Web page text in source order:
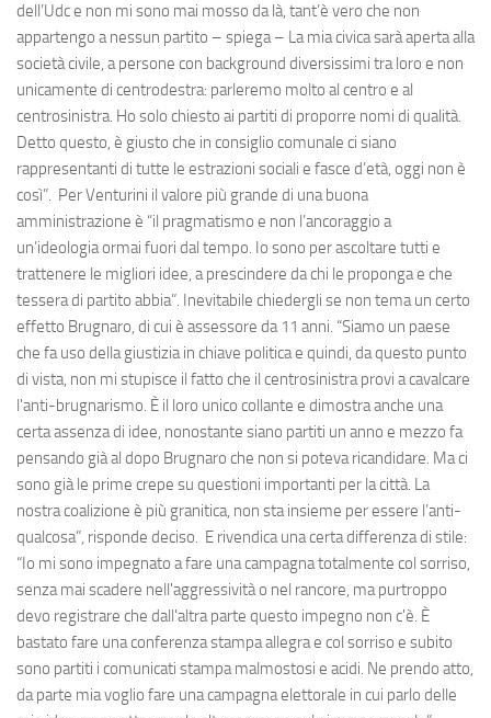
dell’Udc e non mi sono mai mosso da là, tant’è vero che non
appartengo a nessun partito – spiega – La mia civica sarà aperta alla
società civile, a persone con background diversissimi tra loro e non
unicamente di centrodestra: parleremo molto al centro e al
centrosinistra. Ho solo chiesto ai partiti di proporre nomi di qualità.
Detto questo, è giusto che in consiglio comunale ci siano
rappresentanti di tutte le estrazioni sociali e fasce d’età, oggi non è
così”. Per Venturini il valore più grande di una buona
amministrazione è “il pragmatismo e non l’ancoraggio a
un’ideologia ormai fuori dal tempo. Io sono per ascoltare tutti e
trattenere le migliori idee, a prescindere da chi le proponga e che
tessera di partito abbia”. Inevitabile chiedergli se non tema un certo
effetto Brugnaro, di cui è assessore da 11 anni. “Siamo un paese
che fa uso della giustizia in chiave politica e quindi, da questo punto
di vista, non mi stupisce il fatto che il centrosinistra provi a cavalcare
l'anti-brugnarismo. È il loro unico collante e dimostra anche una
certa assenza di idee, nonostante siano partiti un anno e mezzo fa
pensando già al dopo Brugnaro che non si poteva ricandidare. Ma ci
sono già le prime crepe su questioni importanti per la città. La
nostra coalizione è più granitica, non sta insieme per essere l’anti-
qualcosa”, risponde deciso. E rivendica una certa differenza di stile:
“Io mi sono impegnato a fare una campagna totalmente col sorriso,
senza mai scadere nell'aggressività o nel rancore, ma purtroppo
devo registrare che dall'altra parte questo impegno non c'è. È
bastato fare una conferenza stampa allegra e col sorriso e subito
sono partiti i comunicati stampa malmostosi e acidi. Ne prendo atto,
da parte mia voglio fare una campagna elettorale in cui parlo delle